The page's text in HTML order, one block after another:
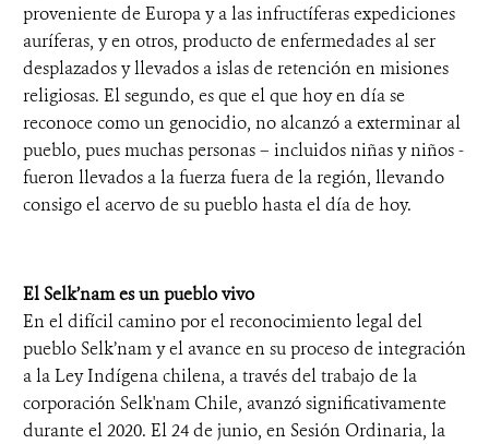
proveniente de Europa y a las infructíferas expediciones
auríferas, y en otros, producto de enfermedades al ser
desplazados y llevados a islas de retención en misiones
religiosas. El segundo, es que el que hoy en día se
reconoce como un genocidio, no alcanzó a exterminar al
pueblo, pues muchas personas – incluidos niñas y niños -
fueron llevados a la fuerza fuera de la región, llevando
consigo el acervo de su pueblo hasta el día de hoy.
El Selk’nam es un pueblo vivo
En el difícil camino por el reconocimiento legal del
pueblo Selk’nam y el avance en su proceso de integración
a la Ley Indígena chilena, a través del trabajo de la
corporación Selk'nam Chile, avanzó significativamente
durante el 2020. El 24 de junio, en Sesión Ordinaria, la